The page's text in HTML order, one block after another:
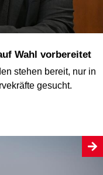
Wahl vorbereitet
stehen bereit, nur in
gesucht.